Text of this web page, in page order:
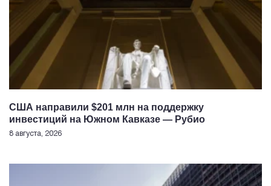
США направили $201 млн на поддержку
инвестиций на Южном Кавказе — Рубио
8 августа, 2026